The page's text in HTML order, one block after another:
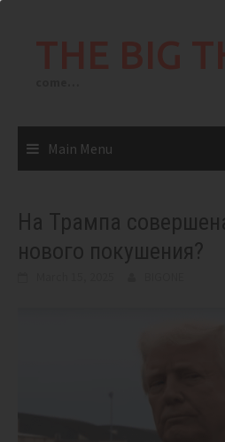
THE BIG
Main Menu
На Трампа
нового покушения?